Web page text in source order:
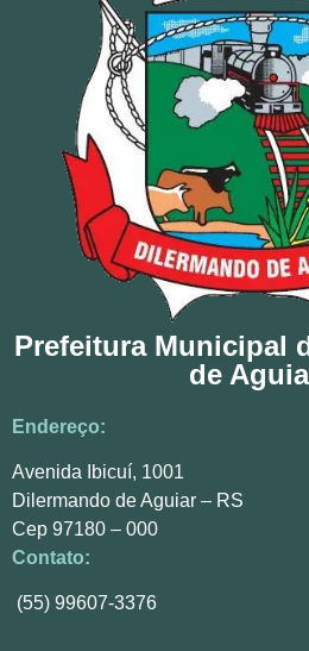
Prefeitura Municipal
de
Endereço:
Avenida Ibicuí, 1001
Dilermando de Aguiar – RS
Cep 97180 – 000
Contato:
(55) 99607-3376